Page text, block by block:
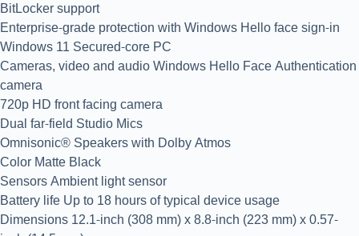
BitLocker support
Enterprise-grade protection with Windows Hello face sign-in
Windows 11 Secured-core PC
Cameras, video and audio Windows Hello Face Authentication
camera
720p HD front facing camera
Dual far-field Studio Mics
Omnisonic® Speakers with Dolby Atmos
Color Matte Black
Sensors Ambient light sensor
Battery life Up to 18 hours of typical device usage
Dimensions 12.1-inch (308 mm) x 8.8-inch (223 mm) x 0.57-